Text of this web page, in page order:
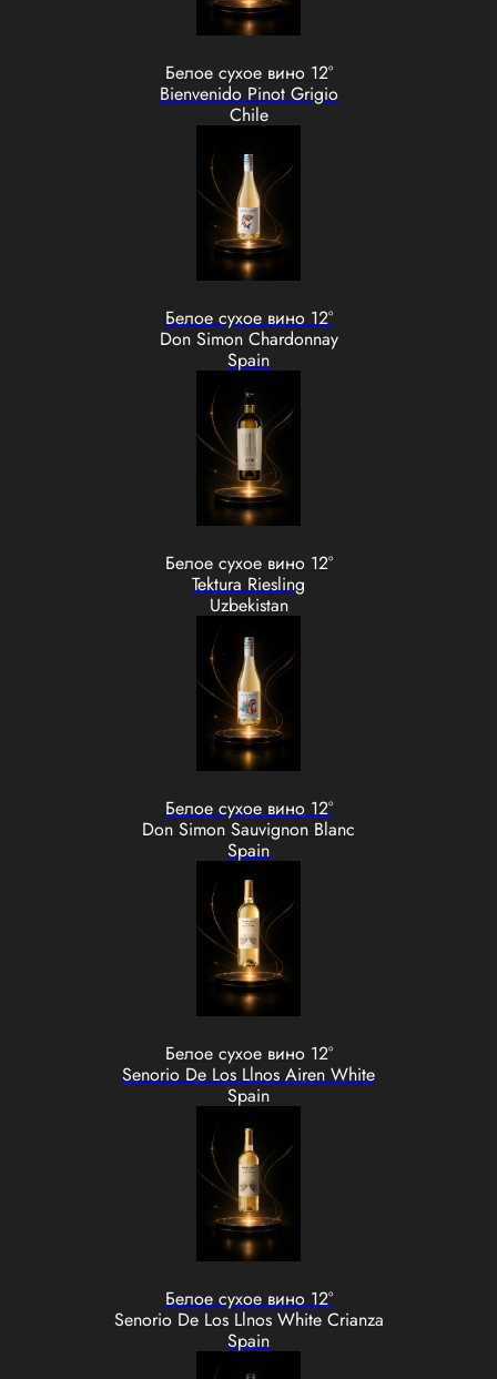
Белое сухое вино 12°
Bienvenido Pinot Grigio
Chile
Белое сухое вино 12°
Don Simon Chardonnay
Spain
Белое сухое вино 12°
Tektura Riesling
Uzbekistan
Белое сухое вино 12°
Don Simon Sauvignon Blanc
Spain
Белое сухое вино 12°
Senorio De Los Llnos Airen White
Spain
Белое сухое вино 12°
Senorio De Los Llnos White Crianza
Spain